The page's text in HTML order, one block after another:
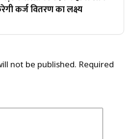
कर्ज वितरण का लक्ष्य
not be published. Required